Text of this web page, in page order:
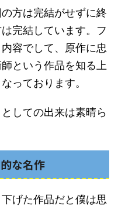
方は完結がせずに終
完結しています。フ
容でして、原作に忠
という作品を知る上
っております。
しての出来は素晴ら
な名作
げた作品だと僕は思